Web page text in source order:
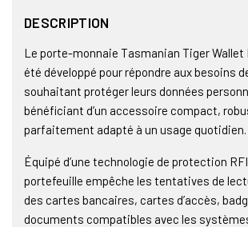
DESCRIPTION
Le porte-monnaie Tasmanian Tiger Wallet
été développé pour répondre aux besoins
souhaitant protéger leurs données
bénéficiant d’un accessoire compact,
parfaitement adapté à un usage quotidien.
Équipé d’une technologie de protection
portefeuille empêche les tentatives de
des cartes bancaires, cartes d’accès,
documents compatibles avec les